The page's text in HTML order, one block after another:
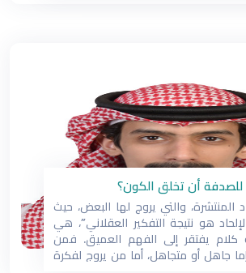
أن تخلق الكون؟
المنتشرة، والتي يروج لها البعض، حيث
هو نتيجة التفكير العقلاني”، هي
كلام يفتقر إلى الفهم العميق. فمن
جاهل أو متجاهل، أما من يروج لفكرة